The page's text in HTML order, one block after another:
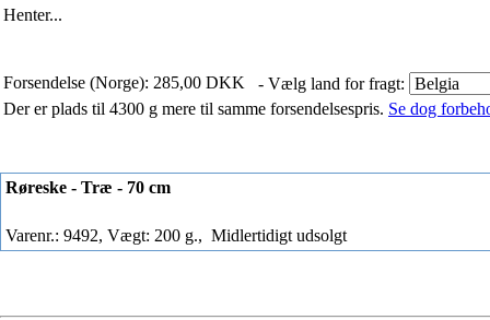
Henter...
Forsendelse (Norge): 285,00 DKK
- Vælg land for fragt:
Der er plads til 4300 g mere til samme forsendelsespris. Se dog
Røreske - Træ - 70 cm
Varenr.: 9492, Vægt: 200 g., Midlertidigt udsolgt